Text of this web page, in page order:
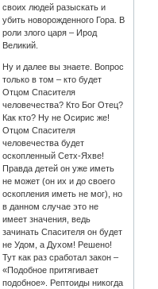
своих людей разыскать и
убить новорожденного Гора. В
роли злого царя – Ирод
Великий.
Ну и далее вы знаете. Вопрос
только в том – кто будет
Отцом Спасителя
человечества? Кто Бог Отец?
Как кто? Ну не Осирис же!
Отцом Спасителя
человечества будет
оскопленный Сетх-Яхве!
Правда детей он уже иметь
не может (он их и до своего
оскопления иметь не мог), но
в данном случае это не
имеет значения, ведь
зачинать Спасителя он будет
не Удом, а Духом! Решено!
Тут как раз сработал закон –
«Подобное притягивает
подобное». Рептоиды никогда